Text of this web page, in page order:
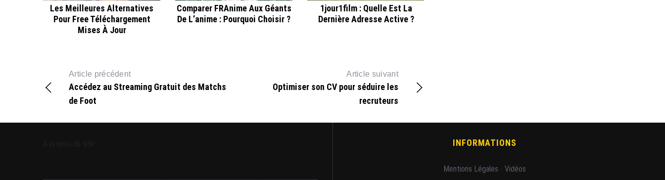
Les Meilleures Alternatives
Pour Free Téléchargement
Mises À Jour
Comparer FRAnime Aux Géants
De L’anime : Pourquoi Choisir ?
1jour1film : Quelle Est La
Dernière Adresse Active ?
Article précédent
Accédez au Streaming Gratuit des Matchs
de Foot
Article suivant
Optimiser son CV pour séduire les
recruteurs
INFORMATIONS
Mentions Légales Vidéos